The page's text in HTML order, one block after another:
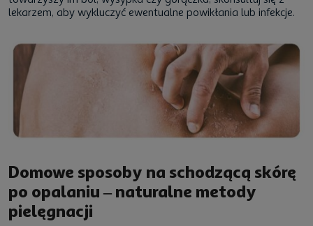
lekarzem, aby wykluczyć ewentualne powikłania lub infekcje.
Domowe sposoby na schodzącą skórę
po opalaniu – naturalne metody
pielęgnacji